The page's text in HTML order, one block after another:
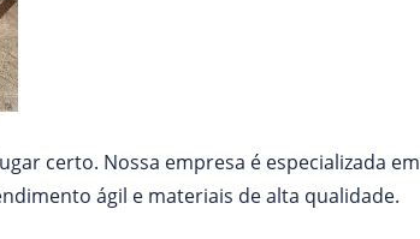
certo. Nossa empresa é especializada em
ágil e materiais de alta qualidade.